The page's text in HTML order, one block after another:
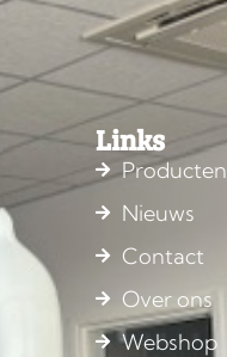
Links
Producten
Nieuws
Contact
Over ons
Webshop